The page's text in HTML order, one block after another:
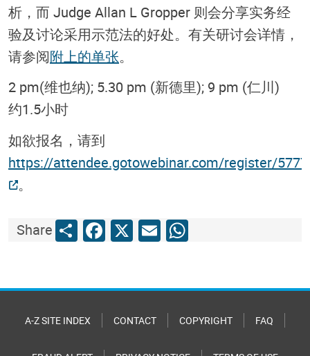
析，而 Judge Allan L Gropper 则会分享实务经
验及讨论采用示范法的好处。有关研讨会详情，
请参阅附上的单张。
2 pm(维也纳); 5.30 pm (新德里); 9 pm (仁川)
约1.5小时
如欲报名，请到
https://attendee.gotowebinar.com/register/
。
ShareShareFacebook
X EmailWhatsApp
A-Z SITE INDEX CONTACT COPYRIGHT FAQ